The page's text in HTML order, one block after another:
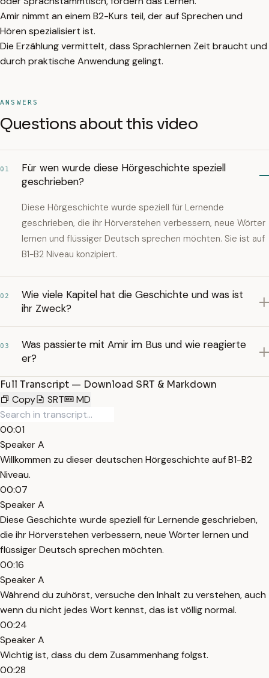
Amir nimmt an einem B2-Kurs teil, der auf Sprechen und
Hören spezialisiert ist.
Die Erzählung vermittelt, dass Sprachlernen Zeit braucht und
durch praktische Anwendung gelingt.
ANSWERS
Questions about this video
01
Für wen wurde diese Hörgeschichte speziell
geschrieben?
Diese Hörgeschichte wurde speziell für Lernende
geschrieben, die ihr Hörverstehen verbessern, neue Wörter
lernen und flüssiger Deutsch sprechen möchten. Sie ist auf
B1-B2 Niveau konzipiert.
02
Wie viele Kapitel hat die Geschichte und was ist
ihr Zweck?
03
Was passierte mit Amir im Bus und wie reagierte
er?
Full Transcript — Download SRT & Markdown
Copy
SRT MD
00:01
Speaker A
Willkommen zu dieser deutschen Hörgeschichte auf B1-B2
Niveau.
00:07
Speaker A
Diese Geschichte wurde speziell für Lernende geschrieben,
die ihr Hörverstehen verbessern, neue Wörter lernen und
flüssiger Deutsch sprechen möchten.
00:16
Speaker A
Während du zuhörst, versuche den Inhalt zu verstehen, auch
wenn du nicht jedes Wort kennst, das ist völlig normal.
00:24
Speaker A
Wichtig ist, dass du dem Zusammenhang folgst.
00:28